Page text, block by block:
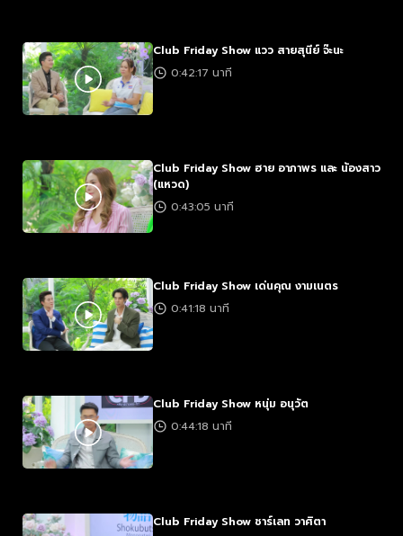
Club Friday Show แวว สายสุนีย์ จ๊ะนะ
0:42:17 นาที
Club Friday Show ฮาย อาภาพร และ น้องสาว
(แหวด)
0:43:05 นาที
Club Friday Show เด่นคุณ งามเนตร
0:41:18 นาที
Club Friday Show หนุ่ม อนุวัต
0:44:18 นาที
Club Friday Show ชาร์เลท วาศิตา